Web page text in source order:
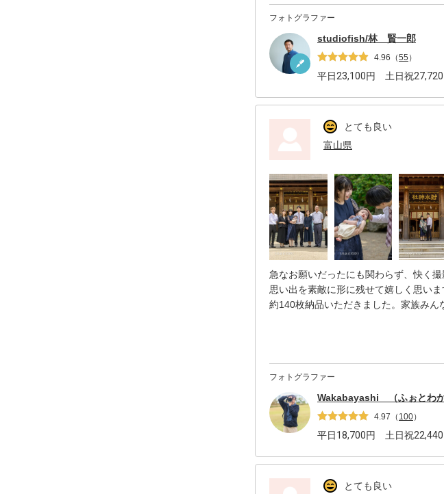
フォトグラファー
studiofish/林 賢一郎
4.96 （55 ）
平日23,100円 土日祝27,720
とても良い
富山県
急なお願いだったにも関わらず、快く
思い出を素敵に形に残せて嬉しく思いま
約140枚納品いただきました。家族みん
フォトグラファー
Wakabayashi （ふぉとわか
4.97 （ 100）
平日18,700円 土日祝22,440
とても良い